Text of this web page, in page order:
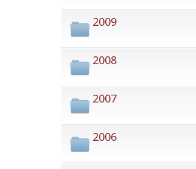
2009
2008
2007
2006